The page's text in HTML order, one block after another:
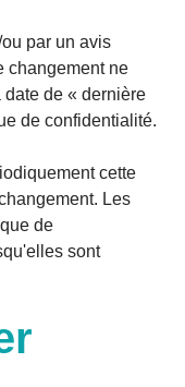
par un avis
changement ne
date de « dernière
de confidentialité.
cette
Les
de
sont